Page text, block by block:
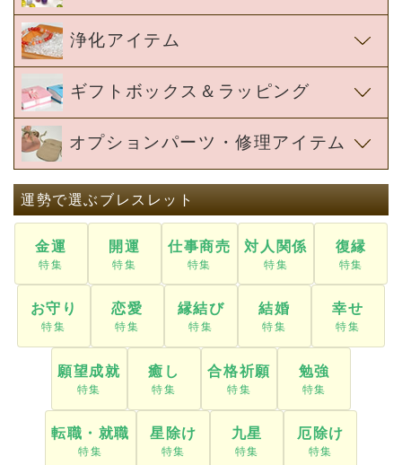
浄化アイテム
ギフトボックス＆ラッピング
オプションパーツ・修理アイテム
運勢で選ぶブレスレット
金運 開運 仕事商売 対人関係 復縁
お守り 恋愛 縁結び 結婚 幸せ
願望成就 癒し 合格祈願 勉強
転職・就職 星除け 九星 厄除け